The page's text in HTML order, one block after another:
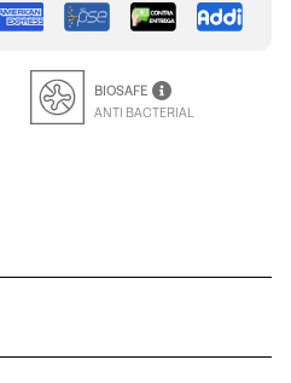
BIOSAFE
ANTI BACTERIAL